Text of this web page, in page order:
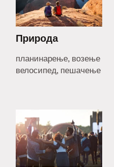
Природа
планинарење, возење
велосипед, пешачење